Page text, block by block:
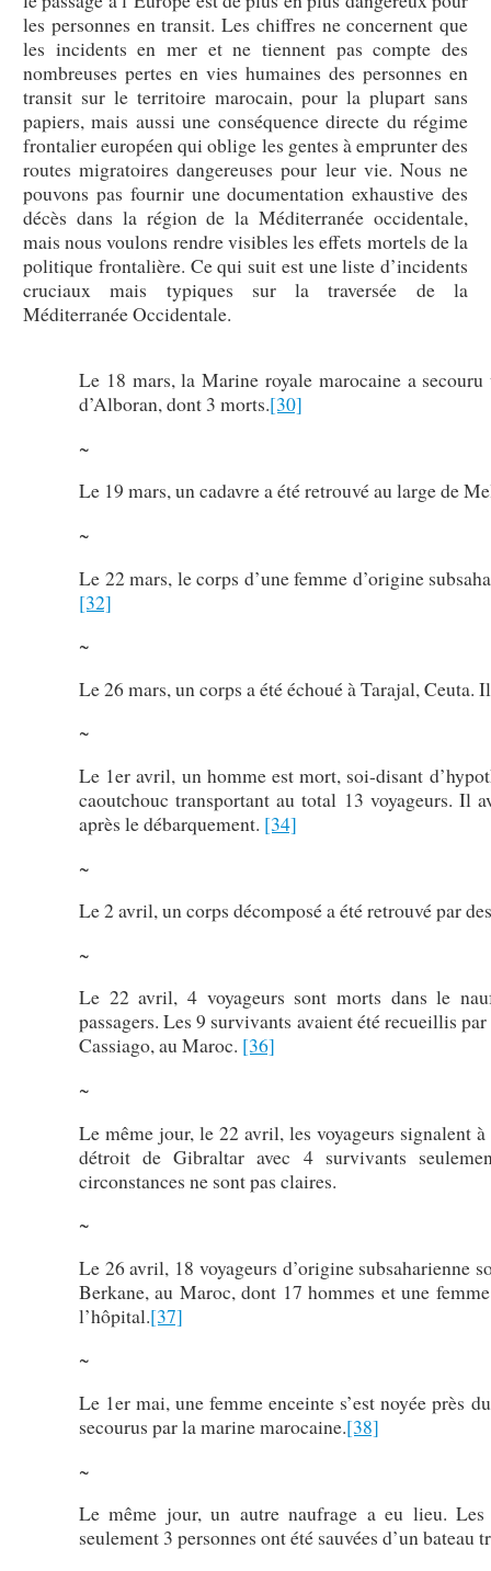
les personnes en transit. Les chiffres ne concernent que
les incidents en mer et ne tiennent pas compte des
nombreuses pertes en vies humaines des personnes en
transit sur le territoire marocain, pour la plupart sans
papiers, mais aussi une conséquence directe du régime
frontalier européen qui oblige les gentes à emprunter des
routes migratoires dangereuses pour leur vie. Nous ne
pouvons pas fournir une documentation exhaustive des
décès dans la région de la Méditerranée occidentale,
mais nous voulons rendre visibles les effets mortels de la
politique frontalière. Ce qui suit est une liste d’incidents
cruciaux mais typiques sur la traversée de la
Méditerranée Occidentale.
Le 18 mars, la Marine royale marocaine a
d’Alboran, dont 3 morts.[30]
~
Le 19 mars, un cadavre a été retrouvé au large de
~
Le 22 mars, le corps d’une femme d’origine
[32]
~
Le 26 mars, un corps a été échoué à Tarajal, Ceuta.
~
Le 1er avril, un homme est mort, soi-disant
caoutchouc transportant au total 13 voyageurs. Il
après le débarquement. [34]
~
Le 2 avril, un corps décomposé a été retrouvé par
~
Le 22 avril, 4 voyageurs sont morts dans le
passagers. Les 9 survivants avaient été recueillis
Cassiago, au Maroc. [36]
~
Le même jour, le 22 avril, les voyageurs signalent
détroit de Gibraltar avec 4 survivants
circonstances ne sont pas claires.
~
Le 26 avril, 18 voyageurs d’origine subsaharienne
Berkane, au Maroc, dont 17 hommes et une
l’hôpital.[37]
~
Le 1er mai, une femme enceinte s’est noyée près
secourus par la marine marocaine.[38]
~
Le même jour, un autre naufrage a eu lieu.
seulement 3 personnes ont été sauvées d’un